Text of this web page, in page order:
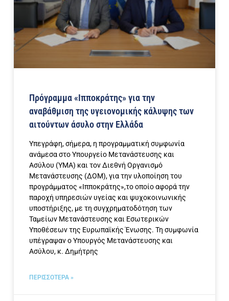
Πρόγραμμα «Ιπποκράτης» για την
αναβάθμιση της υγειονομικής κάλυψης των
αιτούντων άσυλο στην Ελλάδα
Υπεγράφη, σήμερα, η προγραμματική συμφωνία
ανάμεσα στο Υπουργείο Μετανάστευσης και
Ασύλου (ΥΜΑ) και τον Διεθνή Οργανισμό
Μετανάστευσης (ΔΟΜ), για την υλοποίηση του
προγράμματος «Ιπποκράτης»,το οποίο αφορά την
παροχή υπηρεσιών υγείας και ψυχοκοινωνικής
υποστήριξης, με τη συγχρηματοδότηση των
Ταμείων Μετανάστευσης και Εσωτερικών
Υποθέσεων της Ευρωπαϊκής Ένωσης. Τη συμφωνία
υπέγραψαν ο Υπουργός Μετανάστευσης και
Ασύλου, κ. Δημήτρης
ΠΕΡΙΣΣΟΤΕΡΑ »